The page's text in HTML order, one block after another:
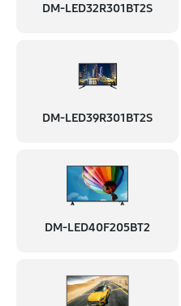
DM-LED32R301BT2S
DM-LED39R301BT2S
DM-LED40F205BT2